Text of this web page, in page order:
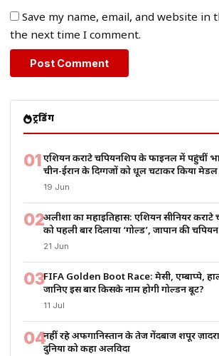
Save my name, email, and website in
the next time I comment.
ट्रेंडिंग
01एशियन कराटे चैंपियनशिप के फाइनल में पहुंचीं
चीन-ईरान के दिग्गजों को धूल चटाकर किया
19 Jun
02अलीशा का महाइतिहास: एशियन सीनियर कराटे
को पहली बार दिलाया ‘गोल्ड’, जापान की
21 Jun
03FIFA Golden Boot Race: मेसी, एम्बाप्पे,
जानिए इस बार किसके नाम होगी गोल्डन बूट?
11 Jul
04नहीं रहे अफगानिस्तान के तेज गेंदबाज शपूर
दुनिया को कहा अलविदा